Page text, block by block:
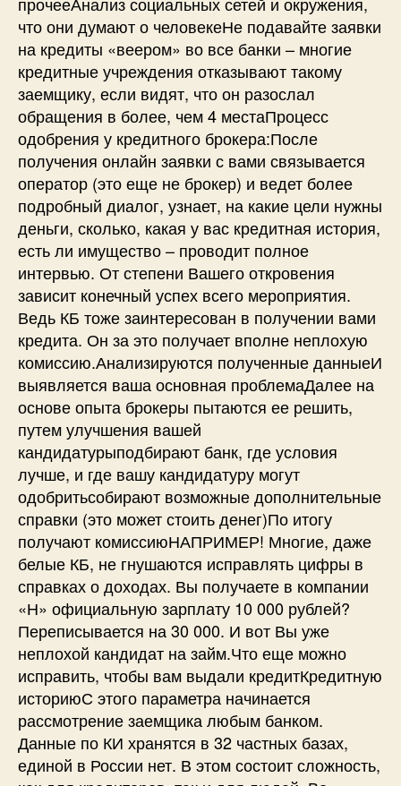
что они думают о человекеНе подавайте заявки
на кредиты «веером» во все банки – многие
кредитные учреждения отказывают такому
заемщику, если видят, что он разослал
обращения в более, чем 4 местаПроцесс
одобрения у кредитного брокера:После
получения онлайн заявки с вами связывается
оператор (это еще не брокер) и ведет более
подробный диалог, узнает, на какие цели нужны
деньги, сколько, какая у вас кредитная история,
есть ли имущество – проводит полное
интервью. От степени Вашего откровения
зависит конечный успех всего мероприятия.
Ведь КБ тоже заинтересован в получении вами
кредита. Он за это получает вполне неплохую
комиссию.Анализируются полученные данныеИ
выявляется ваша основная проблемаДалее на
основе опыта брокеры пытаются ее решить,
путем улучшения вашей
кандидатурыподбирают банк, где условия
лучше, и где вашу кандидатуру могут
одобритьсобирают возможные дополнительные
справки (это может стоить денег)По итогу
получают комиссиюНАПРИМЕР! Многие, даже
белые КБ, не гнушаются исправлять цифры в
справках о доходах. Вы получаете в компании
«Н» официальную зарплату 10 000 рублей?
Переписывается на 30 000. И вот Вы уже
неплохой кандидат на займ.Что еще можно
исправить, чтобы вам выдали кредитКредитную
историюС этого параметра начинается
рассмотрение заемщика любым банком.
Данные по КИ хранятся в 32 частных базах,
единой в России нет. В этом состоит сложность,